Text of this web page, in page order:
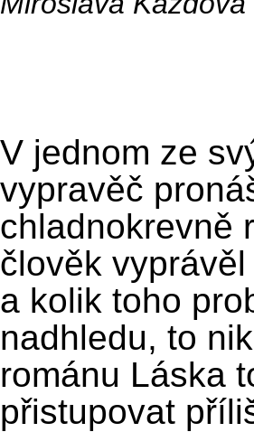
V jednom ze
vypravěč
chladnokrevně
člověk
a kolik toho
nadhledu, to
románu Láska
přistupovat